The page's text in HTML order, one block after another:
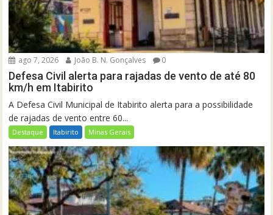
ago 7, 2026 João B. N. Gonçalves 0
Defesa Civil alerta para rajadas de vento de até 80
km/h em Itabirito
A Defesa Civil Municipal de Itabirito alerta para a possibilidade
de rajadas de vento entre 60...
Destaque Itabirito Minas Gerais